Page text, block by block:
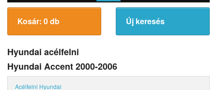
Bejelentkezés
Kosár: 0 db Új keresés
Hyundai acélfelni
Hyundai Accent 2000-2006
Acélfelni Hyundai